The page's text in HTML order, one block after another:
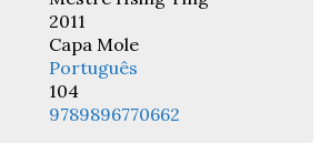
2011
Capa Mole
Português
104
9789896770662